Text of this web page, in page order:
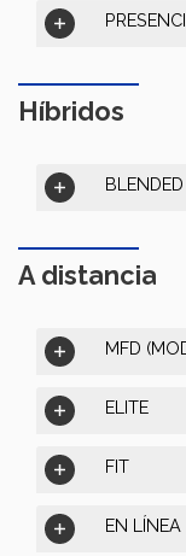
Híbridos
BLENDED
A distancia
MFD
ELITE
FIT
EN LÍNEA